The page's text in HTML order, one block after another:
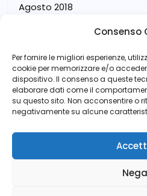
Consenso
Per fornire le migliori esperienze,
cookie per memorizzare e/o
dispositivo. Il consenso a queste
elaborare dati come il
su questo sito. Non acconsentire o
negativamente su alcune
Nega
Agosto 2018